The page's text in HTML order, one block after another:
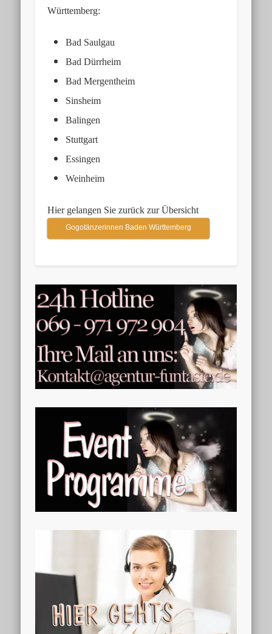
Württemberg:
Bad Saulgau
Bad Dürrheim
Bad Mergentheim
Sinsheim
Balingen
Stuttgart
Essingen
Weinheim
Hier gelangen Sie zurück zur Übersicht
Gogotänzerinnen Baden Württemberg